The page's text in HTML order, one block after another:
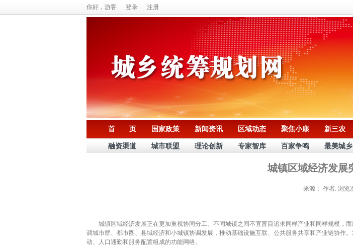
你好，游客 登录 注册
首 页 国家政策 新闻资讯 区域动态 聚焦小康 新三农
融资渠道 城市联盟 理论创新 专家智库 百家争鸣 最美城乡
城镇区域经济发展
来源： 作者: 浏览
城镇区域经济发展正在更加重视协同分工。不同城镇之间不宜盲目追求同样产业和同样规模，
调城市群、都市圈、县域经济和小城镇协调发展，推动基础设施互联、公共服务共享和产业链协作
动、人口通勤和服务配置组成的功能网络。